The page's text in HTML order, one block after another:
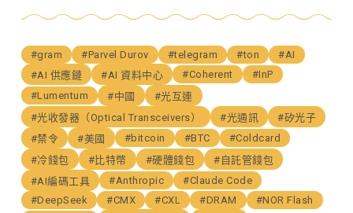
#gram #Parvel Durov #telegram #ton
#AI
#AI 供應鏈
#AI 資料中心 #Coherent
#InP
#Lumentum
#中國
#光互連
#光收發器（Optical Transceivers）
#光通訊
#矽光子
#禁令
#美國 #bitcoin #BTC
#Coldcard
#冷錢包
#比特幣 #硬體錢包
#自託管錢包
#AI編碼工具
#Anthropic
#Claude Code
#DeepSeek
#CMX #CXL #DRAM
#NOR Flash